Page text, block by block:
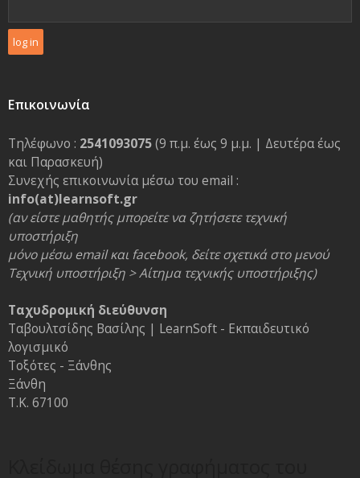
Επικοινωνία
Τηλέφωνο : 2541093075(9 π.μ. έως 9 μ.μ. | Δευτέρα έως
και Παρασκευή)
Συνεχής επικοινωνία μέσω του email :
info(at)learnsoft.gr
(αν είστε μαθητής μπορείτε να ζητήσετε τεχνική
υποστήριξη
μόνο μέσω email και facebook, δείτε σχετικά στο μενού
Τεχνική υποστήριξη > Αίτημα τεχνικής υποστήριξης)
Ταχυδρομική διεύθυνση
Ταβουλτσίδης Βασίλης | LearnSoft - Εκπαιδευτικό
λογισμικό
Τοξότες - Ξάνθης
Ξάνθη
Τ.Κ. 67100